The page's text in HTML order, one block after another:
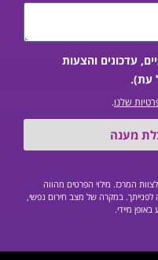
עדכונים והצעות
עת).
שלנו.
מענה
המרכז. מילוי הפרטים מהווה
לפנייתך. במקרה של מצב חירום נפשי,
מיידי.